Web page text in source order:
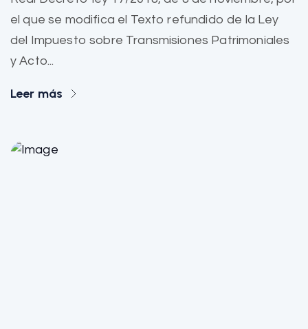
el que se modifica el Texto refundido de la Ley
del Impuesto sobre Transmisiones Patrimoniales
y Acto...
Leer más